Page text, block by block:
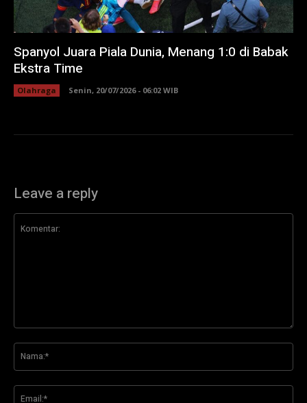
Spanyol Juara Piala Dunia, Menang 1:0 di Babak
Ekstra Time
Olahraga Senin, 20/07/2026 - 06:02 WIB
Leave a reply